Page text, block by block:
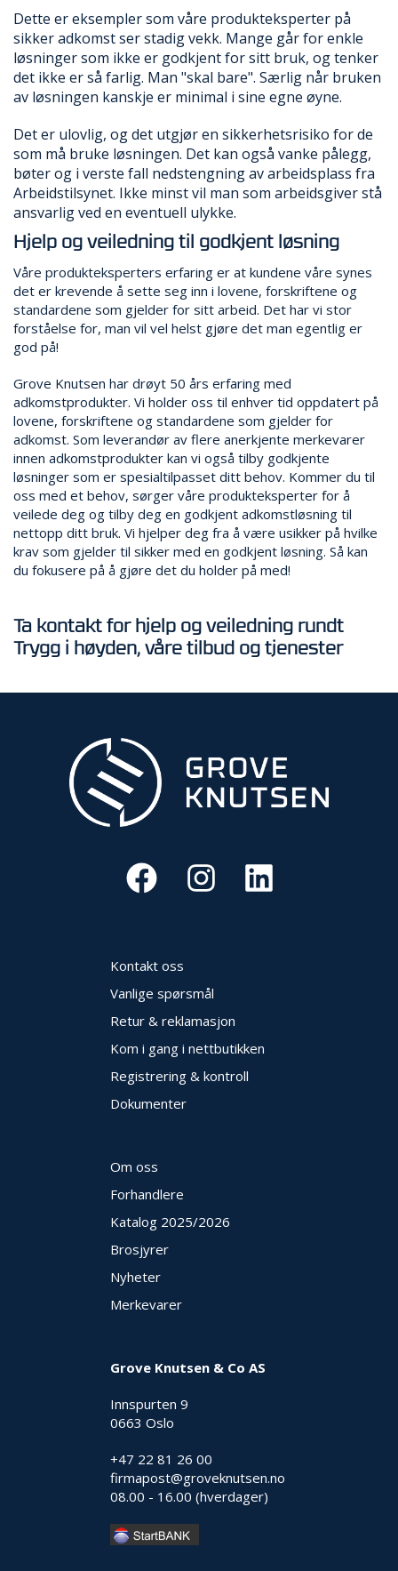
Dette er eksempler som våre produkteksperter på
sikker adkomst ser stadig vekk. Mange går for enkle
løsninger som ikke er godkjent for sitt bruk, og tenker
det ikke er så farlig. Man "skal bare". Særlig når bruken
av løsningen kanskje er minimal i sine egne øyne.
Det er ulovlig, og det utgjør en sikkerhetsrisiko for de
som må bruke løsningen. Det kan også vanke pålegg,
bøter og i verste fall nedstengning av arbeidsplass fra
Arbeidstilsynet. Ikke minst vil man som arbeidsgiver stå
ansvarlig ved en eventuell ulykke.
Hjelp og veiledning til godkjent løsning
Våre produkteksperters erfaring er at kundene våre synes
det er krevende å sette seg inn i lovene, forskriftene og
standardene som gjelder for sitt arbeid. Det har vi stor
forståelse for, man vil vel helst gjøre det man egentlig er
god på!
Grove Knutsen har drøyt 50 års erfaring med
adkomstprodukter. Vi holder oss til enhver tid oppdatert på
lovene, forskriftene og standardene som gjelder for
adkomst. Som leverandør av flere anerkjente merkevarer
innen adkomstprodukter kan vi også tilby godkjente
løsninger som er spesialtilpasset ditt behov. Kommer du til
oss med et behov, sørger våre produkteksperter for å
veilede deg og tilby deg en godkjent adkomstløsning til
nettopp ditt bruk. Vi hjelper deg fra å være usikker på hvilke
krav som gjelder til sikker med en godkjent løsning. Så kan
du fokusere på å gjøre det du holder på med!
Ta kontakt for hjelp og veiledning rundt
Trygg i høyden, våre tilbud og tjenester
Kontakt oss
Vanlige spørsmål
Retur & reklamasjon
Kom i gang i nettbutikken
Registrering & kontroll
Dokumenter
Om oss
Forhandlere
Katalog 2025/2026
Brosjyrer
Nyheter
Merkevarer
Grove Knutsen & Co AS
Innspurten 9
0663 Oslo
+47 22 81 26 00
firmapost@groveknutsen.no
08.00 - 16.00 (hverdager)